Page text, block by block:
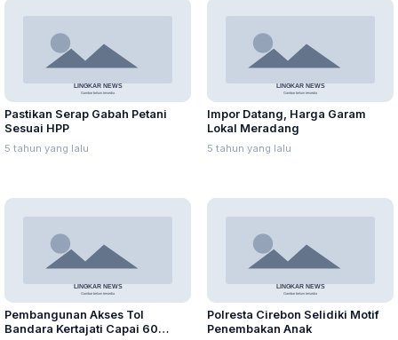
Pastikan Serap Gabah Petani
Sesuai HPP
5 tahun yang lalu
Impor Datang, Harga Garam
Lokal Meradang
5 tahun yang lalu
Pembangunan Akses Tol
Bandara Kertajati Capai 60
Polresta Cirebon Selidiki Motif
Penembakan Anak